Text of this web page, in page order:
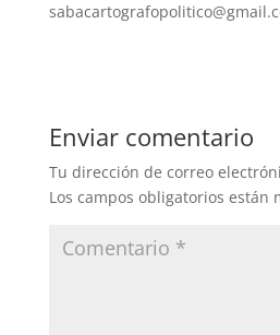
Enviar comentario
Tu dirección de correo
Los campos obligatorios están